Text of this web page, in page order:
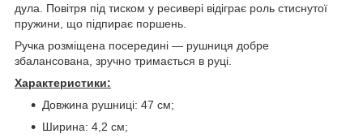
дула. Повітря під тиском у ресивері відіграє роль стиснутої
пружини, що підпирає поршень.
Ручка розміщена посередині — рушниця добре
збалансована, зручно тримається в руці.
Характеристики:
Довжина рушниці: 47 см;
Ширина: 4,2 см;